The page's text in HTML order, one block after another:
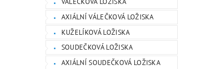
AXIÁLNÍ VÁLEČKOVÁ LOŽISKA
KUŽELÍKOVÁ LOŽISKA
SOUDEČKOVÁ LOŽISKA
AXIÁLNÍ SOUDEČKOVÁ LOŽISKA